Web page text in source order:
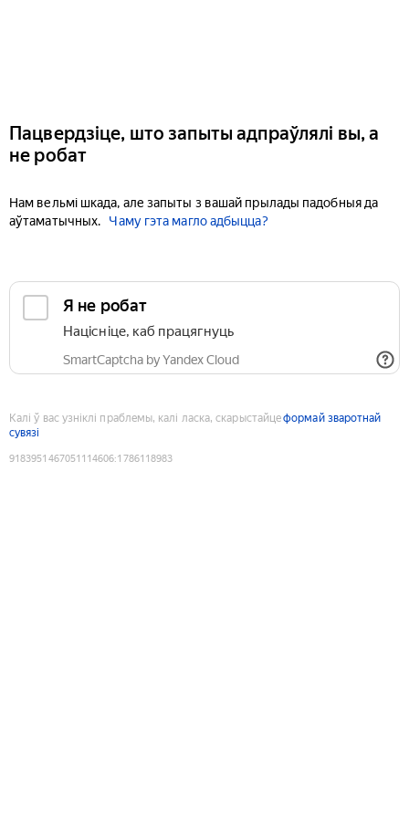
Пацвердзіце, што запыты адпраўлялі вы, а
не робат
Нам вельмі шкада, але запыты з вашай прылады падобныя да
аўтаматычных.
Чаму гэта магло адбыцца?
Я не робат
Націсніце, каб працягнуць
SmartCaptcha by Yandex Cloud
Калі ў вас узніклі праблемы, калі ласка, скарыстайцеформай зваротнай
сувязі
9183951467051114606:1786118983